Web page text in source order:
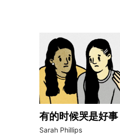
有的时候哭是好事
Sarah Phillips